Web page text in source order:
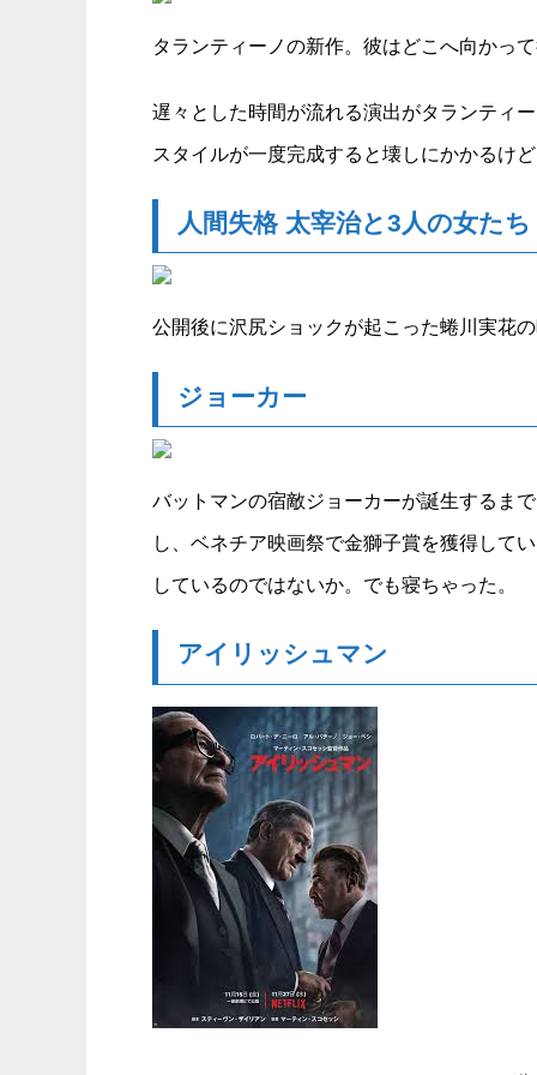
タランティーノの新作。彼はどこへ向かっ
遅々とした時間が流れる演出がタランティ
スタイルが一度完成すると壊しにかかるけ
人間失格 太宰治と3人の女たち
公開後に沢尻ショックが起こった蜷川実花
ジョーカー
バットマンの宿敵ジョーカーが誕生するま
し、ベネチア映画祭で金獅子賞を獲得して
しているのではないか。でも寝ちゃった。
アイリッシュマン